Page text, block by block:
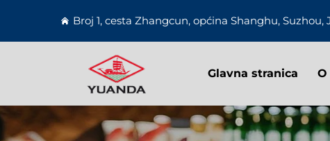
Broj 1, cesta Zhangcun, općina Shanghu, Suzhou,
Glavna stranica O